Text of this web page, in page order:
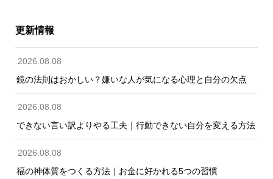
更新情報
2026.08.08
鏡の法則はおかしい？嫌いな人が気になる心理と自分の欠点
2026.08.08
できない言い訳よりやる工夫｜行動できない自分を変える方法
2026.08.08
福の神体質をつくる方法｜お金に好かれる5つの習慣